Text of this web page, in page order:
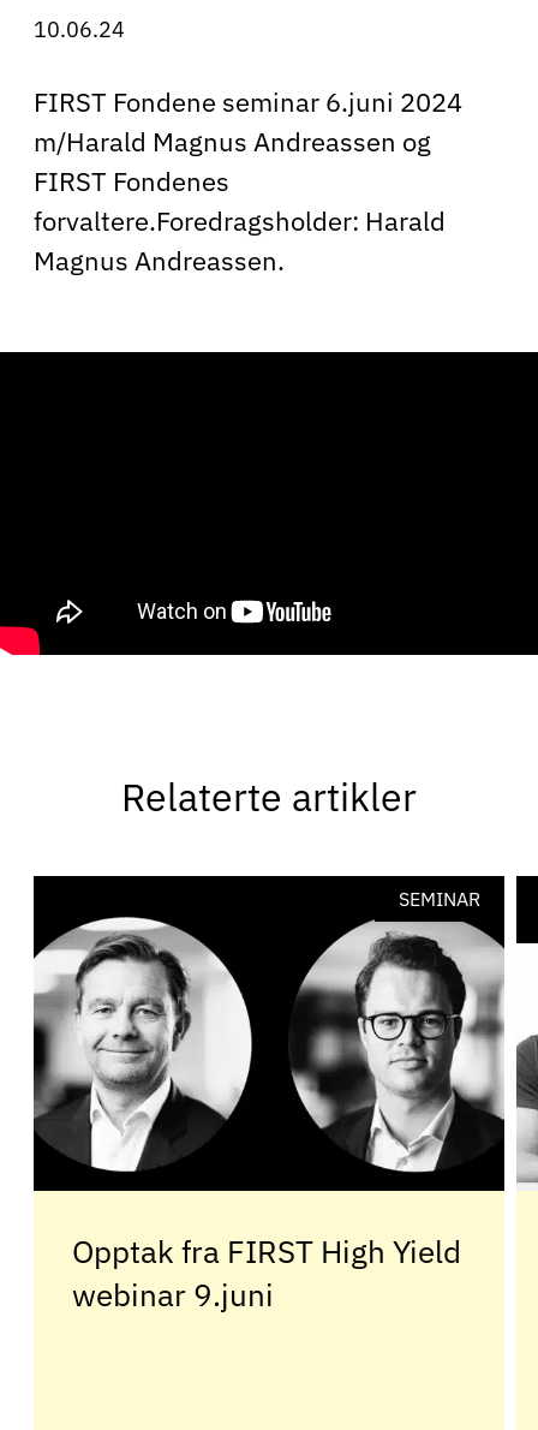
10.06.24
FIRST Fondene seminar 6.juni 2024
m/Harald Magnus Andreassen og
FIRST Fondenes
forvaltere.Foredragsholder: Harald
Magnus Andreassen.
Relaterte artikler
SEMINAR
Opptak fra FIRST High Yield
webinar 9.juni